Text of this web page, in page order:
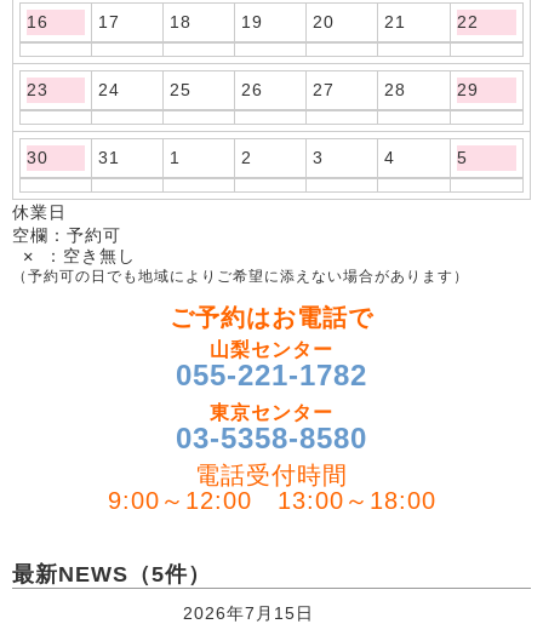
16 17 18 19 20 21 22
23 24 25 26 27 28 29
30 31 1 2 3 4 5
休業日
空欄：予約可
✕ ：空き無し
（予約可の日でも地域によりご希望に添えない場合があります）
ご予約はお電話で
山梨センター
055-221-1782
東京センター
03-5358-8580
電話受付時間
9:00～12:00 13:00～18:00
最新NEWS（5件）
2026年7月15日